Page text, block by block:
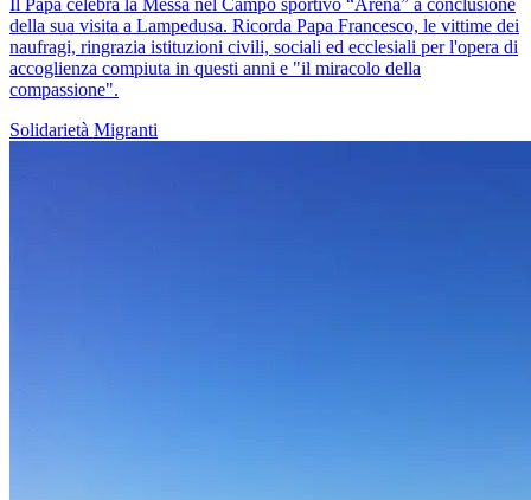
Il Papa celebra la Messa nel Campo sportivo “Arena” a conclusione
della sua visita a Lampedusa. Ricorda Papa Francesco, le vittime dei
naufragi, ringrazia istituzioni civili, sociali ed ecclesiali per l'opera di
accoglienza compiuta in questi anni e "il miracolo della
compassione".
Solidarietà Migranti